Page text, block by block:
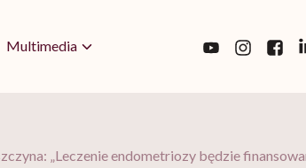
Multimedia
„Leczenie endometriozy będzie